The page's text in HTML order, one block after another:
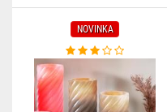
NOVINKA